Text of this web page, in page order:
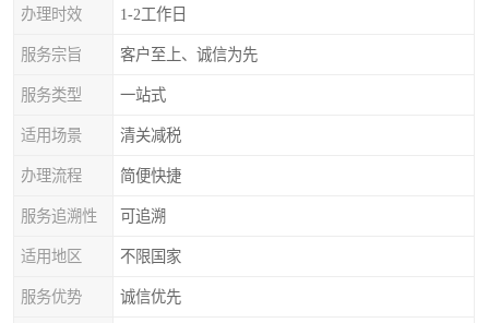
办理时效 1-2工作日
服务宗旨 客户至上、诚信为先
服务类型 一站式
适用场景 清关减税
办理流程 简便快捷
服务追溯性 可追溯
适用地区 不限国家
服务优势 诚信优先